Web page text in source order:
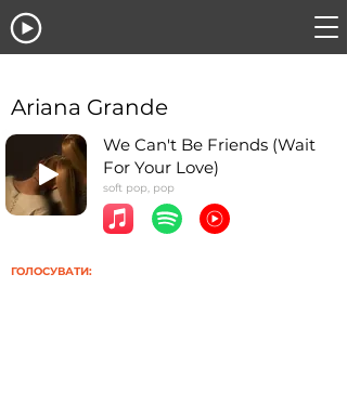
Ariana Grande
We Can't Be Friends (Wait
For Your Love)
soft pop, pop
ГОЛОСУВАТИ: